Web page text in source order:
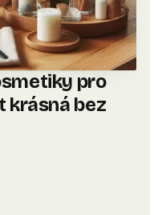
pro
krásná bez